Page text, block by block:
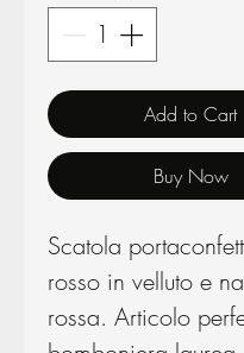
Add to Cart
Buy Now
Scatola
rosso in velluto e
rossa. Articolo